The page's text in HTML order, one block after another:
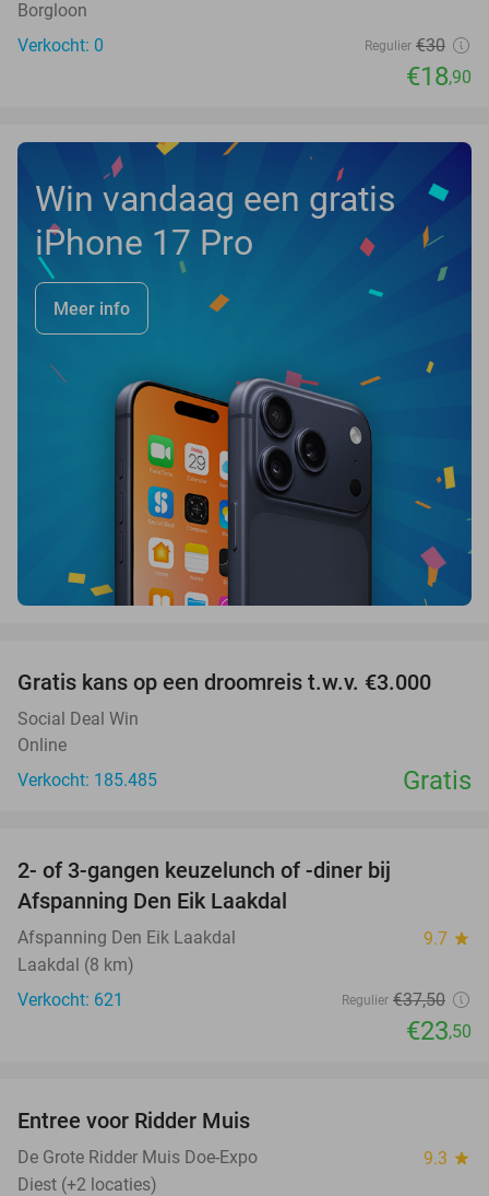
Borgloon
Verkocht: 0
Regulier €30
€18,90
Win vandaag een gratis
iPhone 17 Pro
Meer info
Gratis kans op een droomreis t.w.v. €3.000
Social Deal Win
Online
Verkocht: 185.485
Gratis
2- of 3-gangen keuzelunch of -diner bij
Afspanning Den Eik Laakdal
Afspanning Den Eik Laakdal 9.7 star
Laakdal (8 km)
Verkocht: 621
Regulier €37,50
€23,50
Entree voor Ridder Muis
De Grote Ridder Muis Doe-Expo 9.3 star
Diest (+2 locaties)